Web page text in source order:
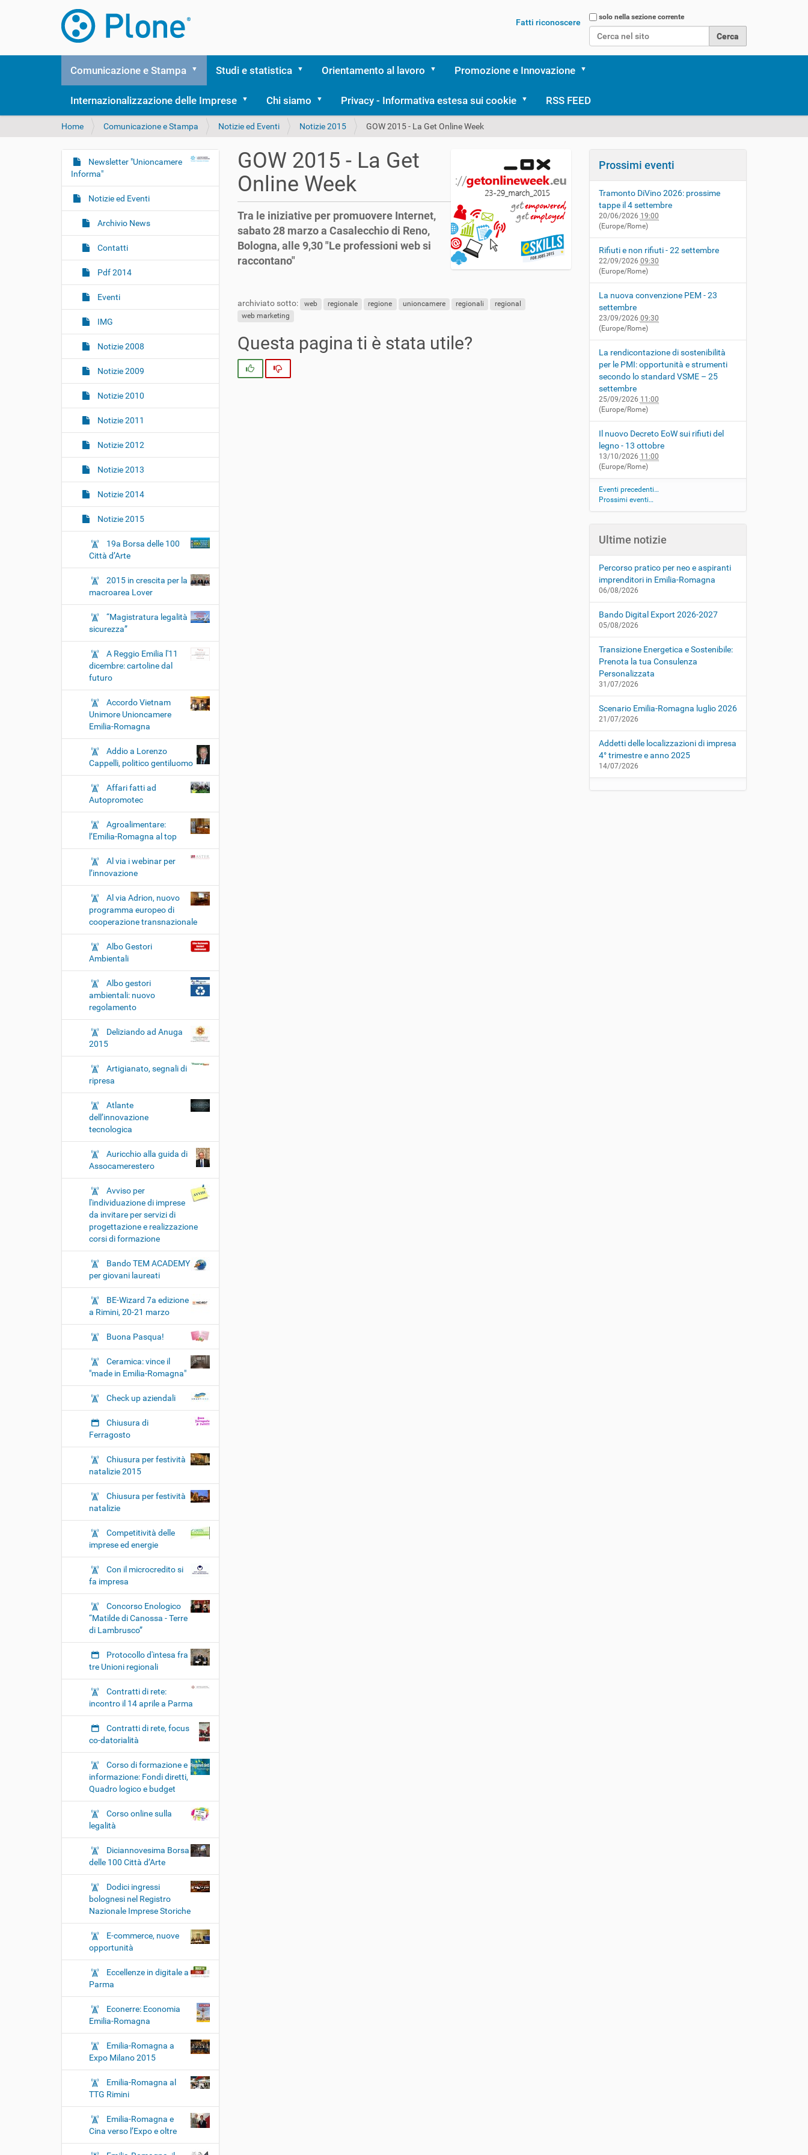
Cerca nel sito
solo nella sezione corrente
Fatti riconoscere
Comunicazione e Stampa Studi e statistica Orientamento al lavoro Promozione e Innovazione
Internazionalizzazione delle Imprese Chi siamo Privacy - Informativa estesa sui cookie RSS FEED
T
s
q
i
Home Comunicazione e Stampa Notizie ed Eventi Notizie 2015 GOW 2015 - La Get Online Week
GOW 2015 - La Get
Online Week
Tra le iniziative per promuovere Internet,
sabato 28 marzo a Casalecchio di Reno,
Bologna, alle 9,30 "Le professioni web si
raccontano"
archiviato sotto: web regionale regione unioncamere regionali
regional
web marketing
Questa pagina ti è stata utile?
Si
N
a
v
i
a
o
Newsletter "Unioncamere
Informa"
Notizie ed Eventi
Archivio News
Contatti
Pdf 2014
Eventi
IMG
Notizie 2008
Notizie 2009
Notizie 2010
Notizie 2011
Notizie 2012
Notizie 2013
Notizie 2014
Notizie 2015
19a Borsa delle 100
Città d’Arte
2015 in crescita per la
macroarea Lover
“Magistratura legalità
sicurezza”
A Reggio Emilia l'11
dicembre: cartoline dal
futuro
Accordo Vietnam
Unimore Unioncamere
Emilia-Romagna
Addio a Lorenzo
Cappelli, politico gentiluomo
Affari fatti ad
Autopromotec
Agroalimentare:
l’Emilia-Romagna al top
Al via i webinar per
l’innovazione
Al via Adrion, nuovo
programma europeo di
cooperazione transnazionale
Albo Gestori
Ambientali
Albo gestori
ambientali: nuovo
regolamento
Deliziando ad Anuga
2015
Artigianato, segnali di
ripresa
Atlante
dell’innovazione
tecnologica
Auricchio alla guida di
Assocamerestero
Avviso per
l'individuazione di imprese
da invitare per servizi di
progettazione e realizzazione
corsi di formazione
Bando TEM ACADEMY
per giovani laureati
BE-Wizard 7a edizione
a Rimini, 20-21 marzo
Buona Pasqua!
Ceramica: vince il
"made in Emilia-Romagna"
Check up aziendali
Chiusura di
Ferragosto
Chiusura per festività
natalizie 2015
Chiusura per festività
natalizie
Competitività delle
imprese ed energie
Con il microcredito si
fa impresa
Concorso Enologico
“Matilde di Canossa - Terre
di Lambrusco”
Protocollo d'intesa fra
tre Unioni regionali
Contratti di rete:
incontro il 14 aprile a Parma
Contratti di rete, focus
co-datorialità
Corso di formazione e
informazione: Fondi diretti,
Quadro logico e budget
Corso online sulla
legalità
Diciannovesima Borsa
delle 100 Città d’Arte
Dodici ingressi
bolognesi nel Registro
Nazionale Imprese Storiche
E-commerce, nuove
opportunità
Eccellenze in digitale a
Parma
Econerre: Economia
Emilia-Romagna
Emilia-Romagna a
Expo Milano 2015
Emilia-Romagna al
TTG Rimini
Emilia-Romagna e
Cina verso l’Expo e oltre
Prossimi eventi
Tramonto DiVino 2026: prossime
tappe il 4 settembre
20/06/2026 19:00
(Europe/Rome)
Rifiuti e non rifiuti - 22 settembre
22/09/2026 09:30
(Europe/Rome)
La nuova convenzione PEM - 23
settembre
23/09/2026 09:30
(Europe/Rome)
La rendicontazione di sostenibilità
per le PMI: opportunità e strumenti
secondo lo standard VSME – 25
settembre
25/09/2026 11:00
(Europe/Rome)
Il nuovo Decreto EoW sui rifiuti del
legno - 13 ottobre
13/10/2026 11:00
(Europe/Rome)
Eventi precedenti…
Prossimi eventi…
Ultime notizie
Percorso pratico per neo e aspiranti
imprenditori in Emilia-Romagna
06/08/2026
Bando Digital Export 2026-2027
05/08/2026
Transizione Energetica e Sostenibile:
Prenota la tua Consulenza
Personalizzata
31/07/2026
Scenario Emilia-Romagna luglio 2026
21/07/2026
Addetti delle localizzazioni di impresa
4° trimestre e anno 2025
14/07/2026